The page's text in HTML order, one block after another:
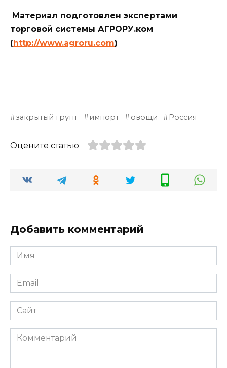
Материал подготовлен экспертами
торговой системы АГРОРУ.ком
(http://www.agroru.com)
закрытый грунт импорт овощи Россия
Оцените статью
Добавить комментарий
Имя
*
Email
*
Сайт
Комментарий